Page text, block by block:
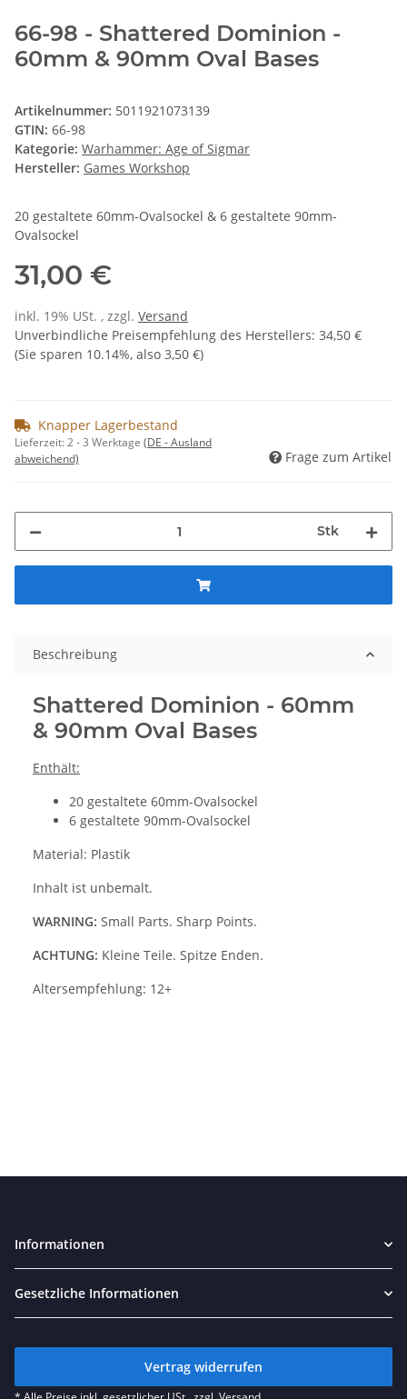
66-98 - Shattered Dominion -
60mm & 90mm Oval Bases
Artikelnummer: 5011921073139
GTIN: 66-98
Kategorie: Warhammer: Age of Sigmar
Hersteller: Games Workshop
20 gestaltete 60mm-Ovalsockel & 6 gestaltete 90mm-
Ovalsockel
31,00 €
inkl. 19% USt. , zzgl. Versand
Unverbindliche Preisempfehlung des Herstellers: 34,50 €
(Sie sparen 10.14%, also 3,50 €)
Knapper Lagerbestand
Lieferzeit:2 - 3 Werktage (DE - Ausland
abweichend)
Frage zum Artikel
Stk
Beschreibung
Shattered Dominion - 60mm
& 90mm Oval Bases
Enthält:
20 gestaltete 60mm-Ovalsockel
6 gestaltete 90mm-Ovalsockel
Material: Plastik
Inhalt ist unbemalt.
WARNING: Small Parts. Sharp Points.
ACHTUNG: Kleine Teile. Spitze Enden.
Altersempfehlung: 12+
Informationen
Gesetzliche Informationen
Vertrag widerrufen